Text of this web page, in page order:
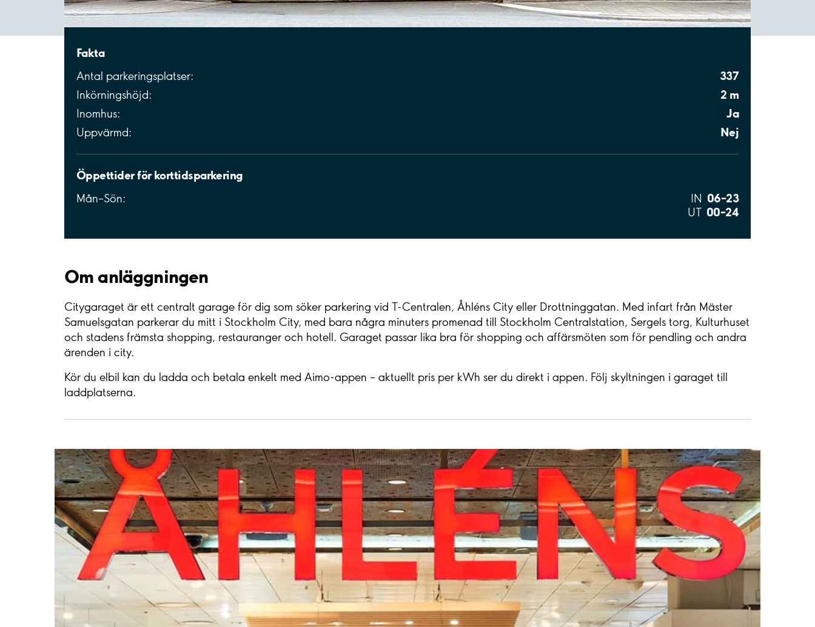
Fakta
Antal parkeringsplatser: 337
Inkörningshöjd: 2 m
Inomhus: Ja
Uppvärmd: Nej
Öppettider för korttidsparkering
Mån–Sön: IN 06–23
UT 00–24
Om anläggningen
Citygaraget är ett centralt garage för dig som söker parkering vid T-Centralen, Åhléns City eller Drottninggatan. Med infart från Mäster
Samuelsgatan parkerar du mitt i Stockholm City, med bara några minuters promenad till Stockholm Centralstation, Sergels torg, Kulturhuset
och stadens främsta shopping, restauranger och hotell. Garaget passar lika bra för shopping och affärsmöten som för pendling och andra
ärenden i city.
Kör du elbil kan du ladda och betala enkelt med Aimo-appen – aktuellt pris per kWh ser du direkt i appen. Följ skyltningen i garaget till
laddplatserna.